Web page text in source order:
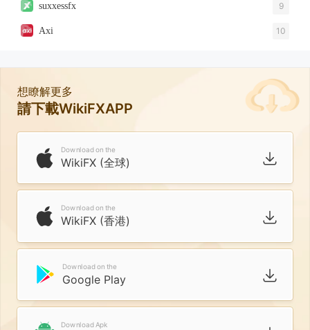
suxxessfx 9
Axi 10
想瞭解更多
請下載WikiFXAPP
Download on the
WikiFX (全球)
Download on the
WikiFX (香港)
Download on the
Google Play
Download Apk